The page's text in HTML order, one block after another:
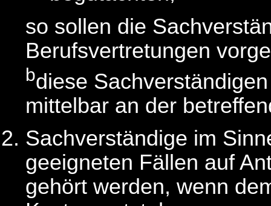
so sollen die
Berufsvertretungen
bdiese
mittelbar an der
Sachverständige im
geeigneten Fällen auf
gehört werden, wenn